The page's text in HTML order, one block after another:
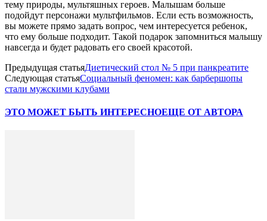
тему природы, мультяшных героев. Малышам больше
подойдут персонажи мультфильмов. Если есть возможность,
вы можете прямо задать вопрос, чем интересуется ребенок,
что ему больше подходит. Такой подарок запомниться малышу
навсегда и будет радовать его своей красотой.
Предыдущая статьяДиетический стол № 5 при панкреатите
Следующая статьяСоциальный феномен: как барбершопы
стали мужскими клубами
ЭТО МОЖЕТ БЫТЬ ИНТЕРЕСНОЕЩЕ ОТ АВТОРА